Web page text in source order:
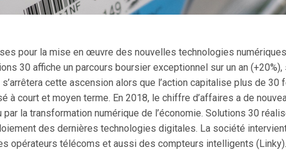
pour la mise en œuvre des nouvelles technologies
30 affiche un parcours boursier exceptionnel sur un an (+20%),
s’arrêtera cette ascension alors que l’action capitalise plus de
à court et moyen terme. En 2018, le chiffre d’affaires a de
par la transformation numérique de l’économie. Solutions 30
des dernières technologies digitales. La société
opérateurs télécoms et aussi des compteurs intelligents